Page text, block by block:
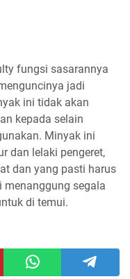
fungsi sasarannya
jadi
ini tidak akan
kepada selain
Minyak ini
dan lelaki pengeret,
dan yang pasti harus
menanggung segala
di temui.